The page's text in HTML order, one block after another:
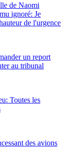
de Naomi
ignoré: Je
de l'urgence
un report
au tribunal
Toutes les
des avions